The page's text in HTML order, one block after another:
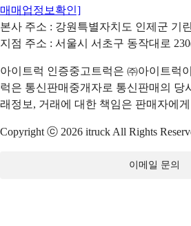
매매업정보확인]
본사 주소 : 강원특별자치도 인제군 기
지점 주소 : 서울시 서초구 동작대로
아이트럭 인증중고트럭은 ㈜아이트럭
럭은 통신판매중개자로 통신판매의 당
래정보, 거래에 대한 책임은 판매자에
Copyright ⓒ 2026 itruck All Rights
이메일 문의